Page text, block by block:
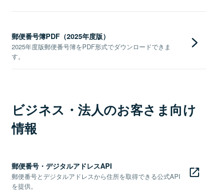
郵便番号簿PDF（2025年度版）
2025年度版郵便番号簿をPDF形式でダウンロードできま
す。
ビジネス・法人のお客さま向け
情報
郵便番号・デジタルアドレスAPI
郵便番号とデジタルアドレスから住所を取得できる公式API
を提供。